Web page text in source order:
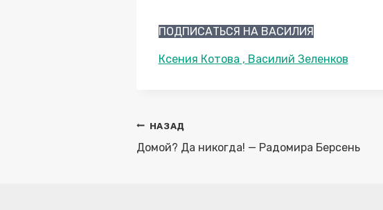
ПОДПИСАТЬСЯ НА ВАСИЛИЯ
Метки
Ксения Котова , Василий Зеленков
Навигация
по
НАЗАД
Домой? Да никогда! — Радомира Берсень